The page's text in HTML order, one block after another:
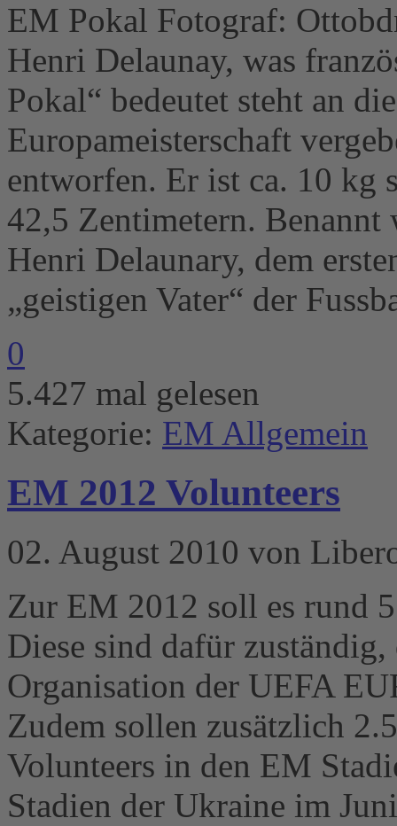
EM Pokal Fotograf:
Henri Delaunay, was
Pokal“ bedeutet steht an
Europameisterschaft
entworfen. Er ist ca. 10 kg
42,5 Zentimetern. Benannt
Henri Delaunary, dem
„geistigen Vater“ der
0
5.427 mal gelesen
Kategorie: EM Allgemein
EM 2012 Volunteers
02. August 2010 von
Zur EM 2012 soll es rund
Diese sind dafür
Organisation der UEFA
Zudem sollen zusätzlich
Volunteers in den EM
Stadien der Ukraine im